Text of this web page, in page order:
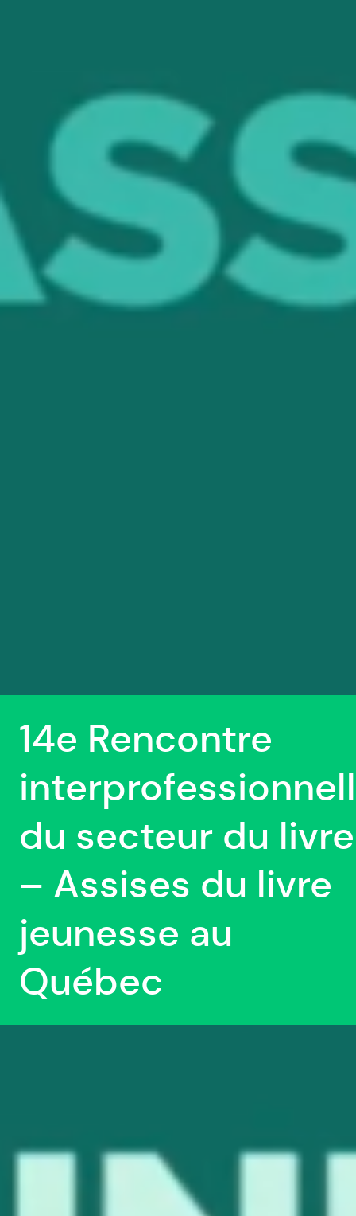
14e Rencontre
du secteur du livre
– Assises du livre
jeunesse au
Québec